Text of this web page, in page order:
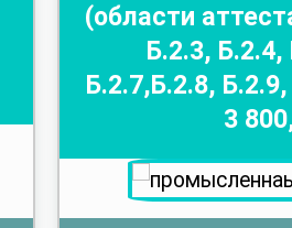
(области
Б.2.3, Б.2.4,
Б.2.7,Б.2.8,
3 800